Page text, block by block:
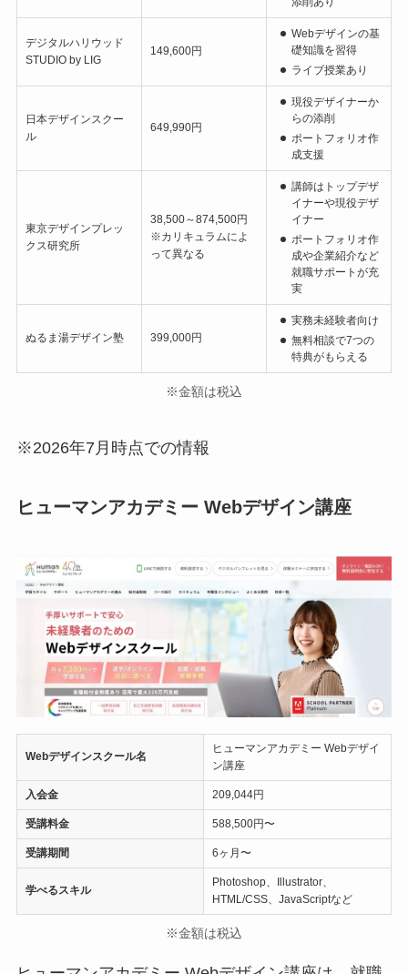
デジタルハリウッド
STUDIO by LIG
149,600円
Webデザインの基
礎知識を習得
ライブ授業あり
日本デザインスクー
ル
649,990円
現役デザイナーか
らの添削
ポートフォリオ作
成支援
東京デザインプレッ
クス研究所
38,500～874,500円
※カリキュラムによ
って異なる
講師はトップデザ
イナーや現役デザ
イナー
ポートフォリオ作
成や企業紹介など
就職サポートが充
実
ぬるま湯デザイン塾 399,000円
実務未経験者向け
無料相談で7つの
特典がもらえる
※金額は税込
※2026年7月時点での情報
ヒューマンアカデミー Webデザイン講座
Webデザインスクール名
ヒューマンアカデミー Webデザイ
ン講座
入会金 209,044円
受講料金 588,500円〜
受講期間 6ヶ月〜
学べるスキル
Photoshop、Illustrator、
HTML/CSS、JavaScriptなど
※金額は税込